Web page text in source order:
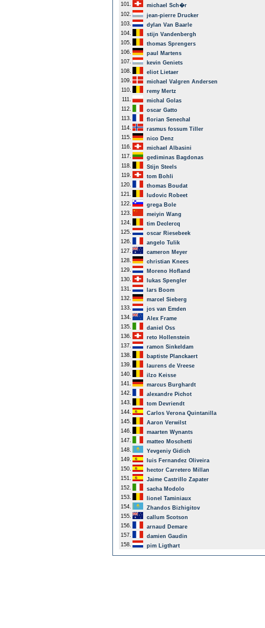
101.
michael Sch�r
102.
jean-pierre Drucker
103.
dylan Van Baarle
104.
stijn Vandenbergh
105.
thomas Sprengers
106.
paul Martens
107.
kevin Geniets
108.
eliot Lietaer
109.
michael Valgren Andersen
110.
remy Mertz
111.
michal Golas
112.
oscar Gatto
113.
florian Senechal
114.
rasmus fossum Tiller
115.
nico Denz
116.
michael Albasini
117.
gediminas Bagdonas
118.
Stijn Steels
119.
tom Bohli
120.
thomas Boudat
121.
ludovic Robeet
122.
grega Bole
123.
meiyin Wang
124.
tim Declercq
125.
oscar Riesebeek
126.
angelo Tulik
127.
cameron Meyer
128.
christian Knees
129.
Moreno Hofland
130.
lukas Spengler
131.
lars Boom
132.
marcel Sieberg
133.
jos van Emden
134.
Alex Frame
135.
daniel Oss
136.
reto Hollenstein
137.
ramon Sinkeldam
138.
baptiste Planckaert
139.
laurens de Vreese
140.
ilzo Keisse
141.
marcus Burghardt
142.
alexandre Pichot
143.
tom Devriendt
144.
Carlos Verona Quintanilla
145.
Aaron Verwilst
146.
maarten Wynants
147.
matteo Moschetti
148.
Yevgeniy Gidich
149.
luis Fernandez Oliveira
150.
hector Carretero Millan
151.
Jaime Castrillo Zapater
152.
sacha Modolo
153.
lionel Taminiaux
154.
Zhandos Bizhigitov
155.
callum Scotson
156.
arnaud Demare
157.
damien Gaudin
158.
pim Ligthart